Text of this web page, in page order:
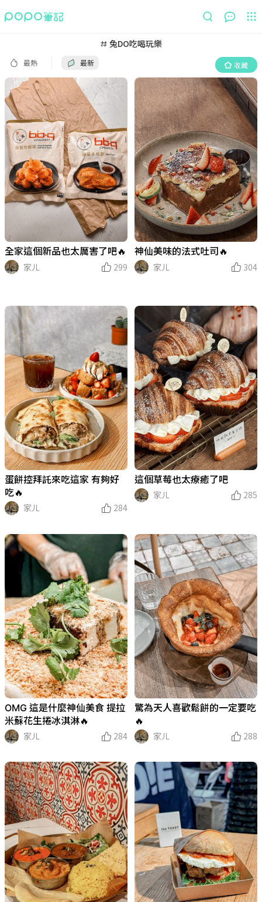
兔DO吃喝玩樂
最熱 最新 收藏
收藏
全家這個新品也太厲害了吧🔥
家ㄦ
299
神仙美味的法式吐司🔥
家ㄦ
304
蛋餅控拜託來吃這家 有夠好
吃🔥
家ㄦ
284
這個草莓也太療癒了吧
家ㄦ
285
OMG 這是什麼神仙美食 提拉
米蘇花生捲冰淇淋🔥
家ㄦ
284
驚為天人喜歡鬆餅的一定要吃
🔥
家ㄦ
288